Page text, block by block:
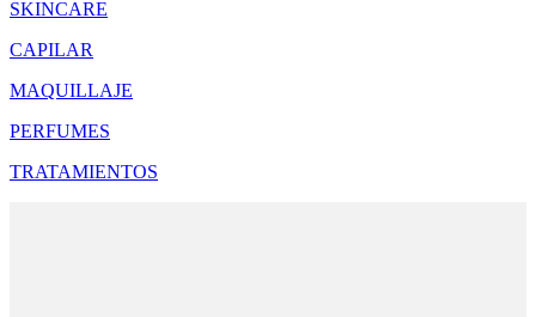
SKINCARE
CAPILAR
MAQUILLAJE
PERFUMES
TRATAMIENTOS